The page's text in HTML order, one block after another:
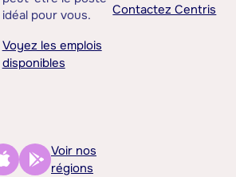
idéal pour vous.
Voyez les emplois
disponibles
Contactez Centris
Voir nos
régions